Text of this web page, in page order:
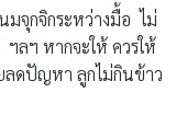
จุกจิกระหว่างมื้อ ไม่
ลฯ หากจะให้ ควรให้
ลดปัญหา ลูกไม่กินข้าว